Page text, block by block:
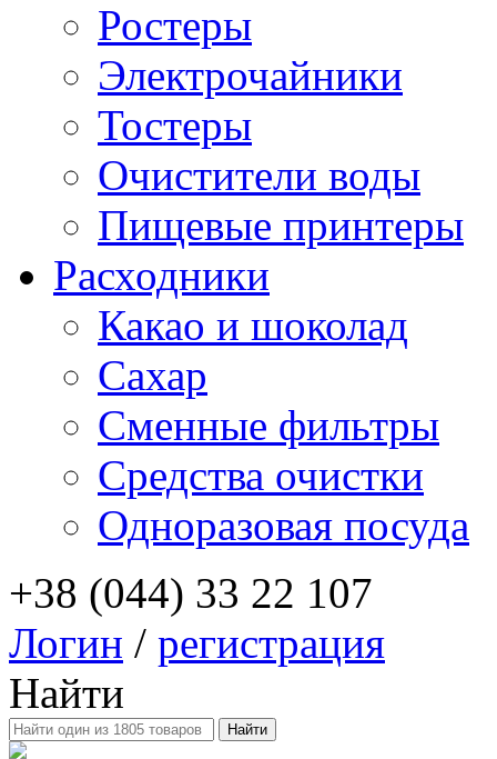
Ростеры
Электрочайники
Тостеры
Очистители воды
Пищевые принтеры
Расходники
Какао и шоколад
Сахар
Сменные фильтры
Средства очистки
Одноразовая посуда
+38 (044) 33 22 107
Логин / регистрация
Найти